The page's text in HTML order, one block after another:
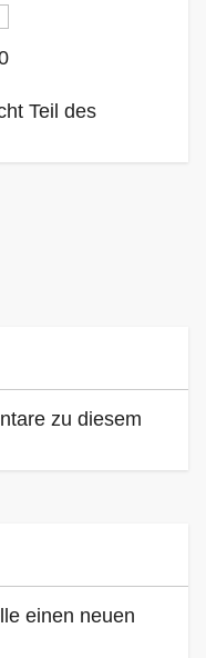
Teil des
zu diesem
einen neuen